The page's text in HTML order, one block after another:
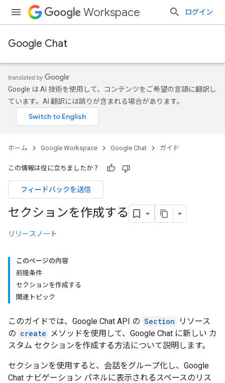
Workspace ログイン
Google Chat
Google は AI 技術を使用して、コンテンツをご希望の言語に翻訳し
ています。AI 翻訳には誤りが含まれる場合があります。
ホーム Google Workspace Google Chat ガイド
この情報は役に立ちましたか？
フィードバックを送信
セクションを作成する
リリースノート
このページの内容
前提条件
セクションを作成する
関連トピック
このガイドでは、Google Chat API の Section
リソース
の create メソッドを使用して、Google Chat に新しい カ
スタム セクションを作成する方法について説明します。
セクションを使用すると、会話をグループ化し、Google
Chat ナビゲーション パネルに表示されるスペースのリス